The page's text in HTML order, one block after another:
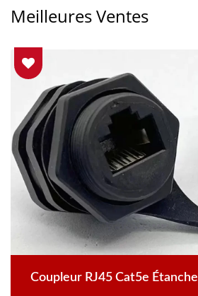
Meilleures Ventes
Coupleur RJ45 Cat5e